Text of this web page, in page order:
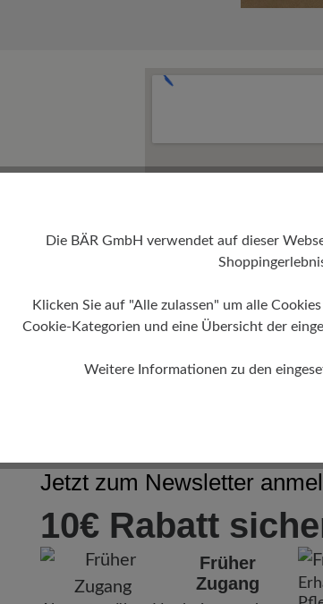
Jetzt zum Newsletter
10€ Rabatt
Früher
Zugang
Die BÄR GmbH verwendet auf dieser
Klicken Sie auf "Alle zulassen" um alle
Cookie-Kategorien und eine Übersicht der
Weitere Informationen zu den